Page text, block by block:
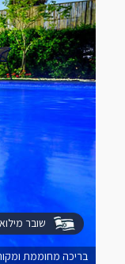
בריכה מחוממת
שובר